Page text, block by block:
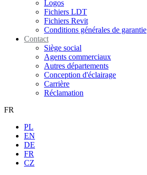
Logos
Fichiers LDT
Fichiers Revit
Conditions générales de garantie
Contact
Siège social
Agents commerciaux
Autres départements
Conception d'éclairage
Carrière
Réclamation
FR
PL
EN
DE
FR
CZ